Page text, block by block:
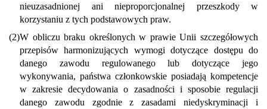
nieuzasadnionej ani nieproporcjonalnej przeszkody w
korzystaniu z tych podstawowych praw.
(2)W obliczu braku określonych w prawie Unii szczegółowych
przepisów harmonizujących wymogi dotyczące dostępu do
danego zawodu regulowanego lub dotyczące jego
wykonywania, państwa członkowskie posiadają kompetencje
w zakresie decydowania o zasadności i sposobie regulacji
danego zawodu zgodnie z zasadami niedyskryminacji i